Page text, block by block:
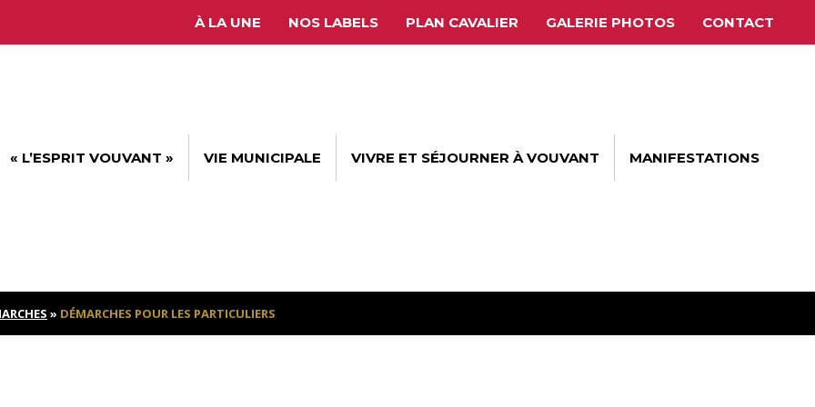
À LA UNE NOS LABELS PLAN CAVALIER GALERIE PHOTOS CONTACT
« L’ESPRIT VOUVANT » VIE MUNICIPALE VIVRE ET SÉJOURNER À VOUVANT MANIFESTATIONS
» DÉMARCHES POUR LES PARTICULIERS